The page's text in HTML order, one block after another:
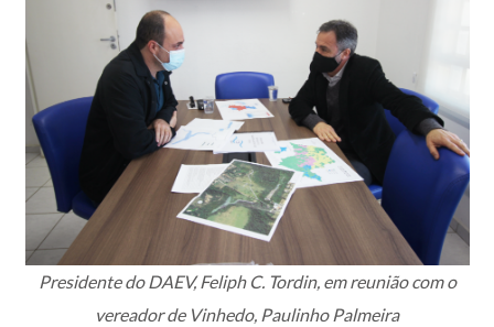
Presidente do DAEV, Feliph C. Tordin, em reunião com o
vereador de Vinhedo, Paulinho Palmeira